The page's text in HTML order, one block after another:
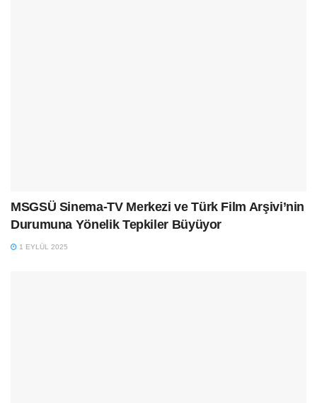
MSGSÜ Sinema-TV Merkezi ve Türk Film Arşivi’nin
Durumuna Yönelik Tepkiler Büyüyor
1 EYLÜL 2025